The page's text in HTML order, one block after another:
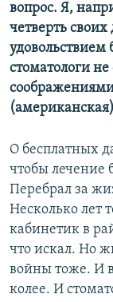
вопрос. Я,
четверть
стоматологи
О бесплатных
чтобы лечение
Перебрал за
Несколько лет
кабинетик в
что искал. Но
войны тоже. И
колее. И